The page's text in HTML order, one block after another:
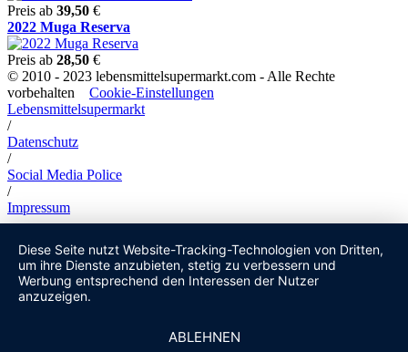
Preis ab 39,50 €
2022 Muga Reserva
Preis ab 28,50 €
© 2010 - 2023 lebensmittelsupermarkt.com - Alle Rechte
vorbehalten Cookie-Einstellungen
Lebensmittelsupermarkt
/
Datenschutz
/
Social Media Police
/
Impressum
Diese Seite nutzt Website-Tracking-Technologien von Dritten,
um ihre Dienste anzubieten, stetig zu verbessern und
Werbung entsprechend den Interessen der Nutzer
anzuzeigen.
ABLEHNEN